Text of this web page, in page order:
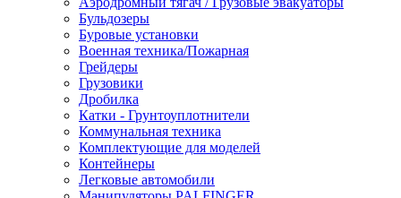
Бульдозеры
Буровые установки
Военная техника/Пожарная
Грейдеры
Грузовики
Дробилка
Катки - Грунтоуплотнители
Коммунальная техника
Комплектующие для моделей
Контейнеры
Легковые автомобили